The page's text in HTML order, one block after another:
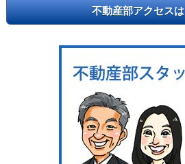
不動産部アクセス